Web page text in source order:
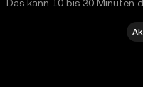
Das kann 10 bis 30 Minuten